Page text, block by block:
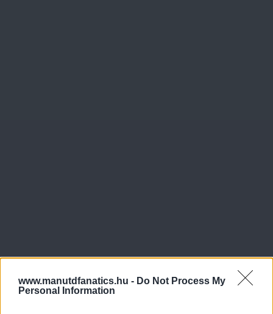
www.manutdfanatics.hu - Do Not Process My
Personal Information